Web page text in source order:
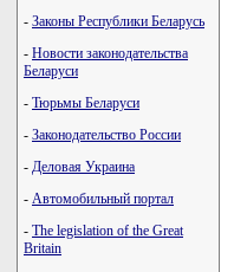
- Законы Республики Беларусь
- Новости законодательства
Беларуси
- Тюрьмы Беларуси
- Законодательство России
- Деловая Украина
- Автомобильный портал
- The legislation of the Great
Britain